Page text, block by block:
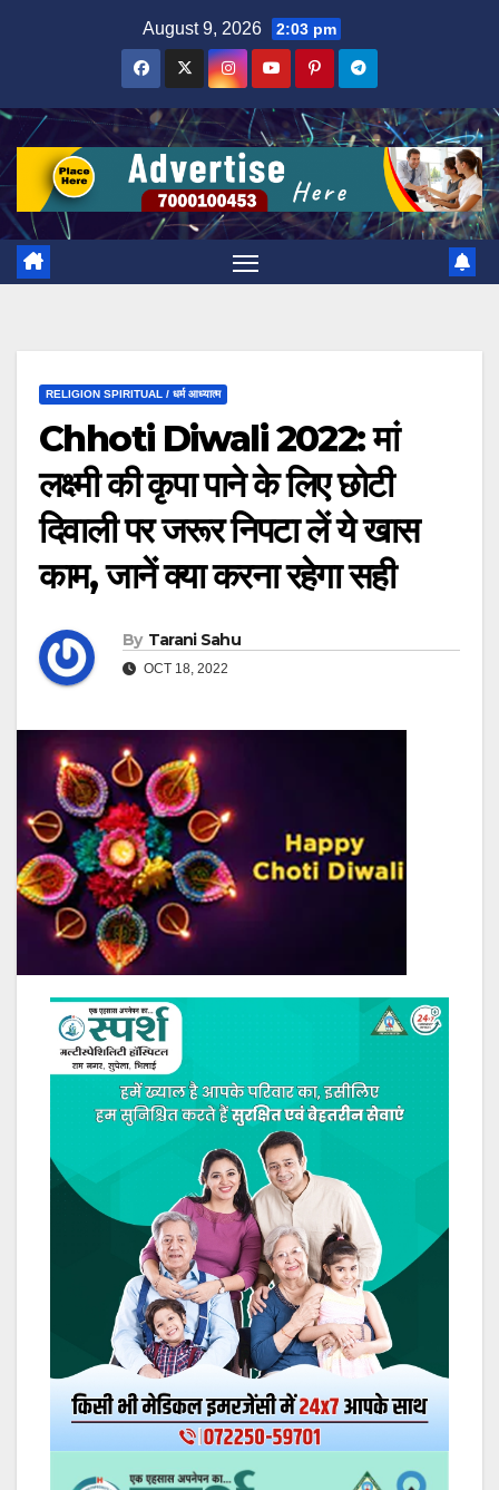
August 9, 2026 2:03 pm
RELIGION SPIRITUAL / धर्म आध्यात्म
Chhoti Diwali 2022: मां
लक्ष्मी की कृपा पाने के लिए छोटी
दिवाली पर जरूर निपटा लें ये खास
काम, जानें क्या करना रहेगा सही
By Tarani Sahu
OCT 18, 2022